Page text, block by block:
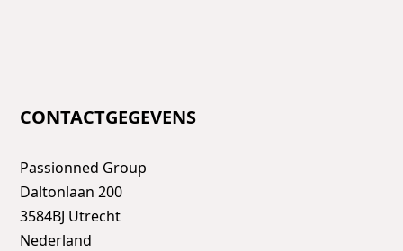
CONTACTGEGEVENS
Passionned Group
Daltonlaan 200
3584BJ Utrecht
Nederland